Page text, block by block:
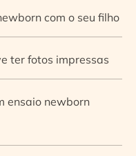
com o seu filho
ter fotos impressas
ensaio newborn